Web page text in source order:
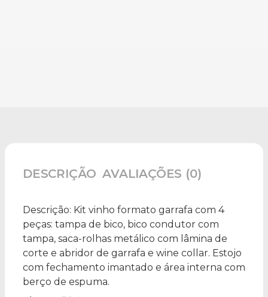
DESCRIÇÃO AVALIAÇÕES (0)
Descrição: Kit vinho formato garrafa com 4
peças: tampa de bico, bico condutor com
tampa, saca-rolhas metálico com lâmina de
corte e abridor de garrafa e wine collar. Estojo
com fechamento imantado e área interna com
berço de espuma.